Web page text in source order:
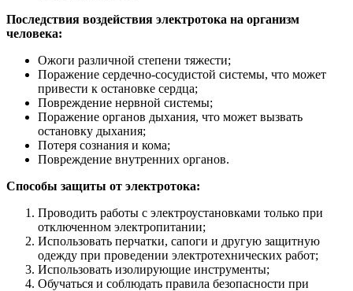
Последствия воздействия электротока на организм
человека:
Ожоги различной степени тяжести;
Поражение сердечно-сосудистой системы, что может
привести к остановке сердца;
Повреждение нервной системы;
Поражение органов дыхания, что может вызвать
остановку дыхания;
Потеря сознания и кома;
Повреждение внутренних органов.
Способы защиты от электротока:
Проводить работы с электроустановками только при
отключенном электропитании;
Использовать перчатки, сапоги и другую защитную
одежду при проведении электротехнических работ;
Использовать изолирующие инструменты;
Обучаться и соблюдать правила безопасности при